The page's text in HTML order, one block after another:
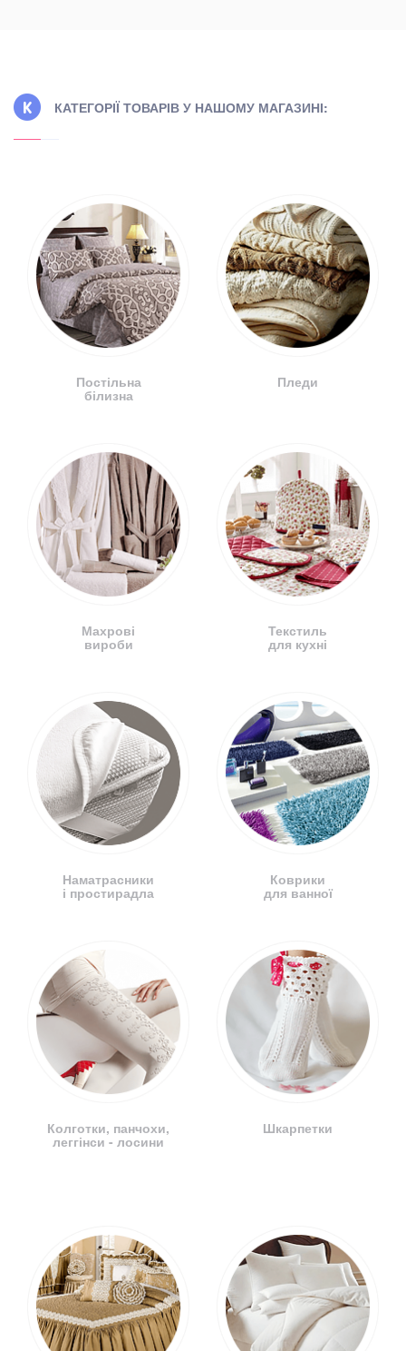
КАТЕГОРІЇ ТОВАРІВ У НАШОМУ МАГАЗИНІ:
Постільна
білизна
Махрові
вироби
Наматрасники
і простирадла
Колготки, панчохи,
леггінси - лосини
Пледи
Текстиль
для кухні
Коврики
для ванної
Шкарпетки